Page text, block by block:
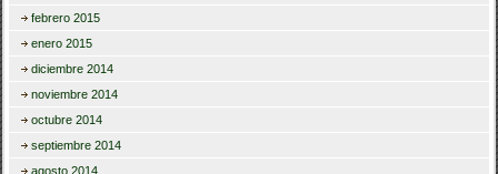
febrero 2015
enero 2015
diciembre 2014
noviembre 2014
octubre 2014
septiembre 2014
agosto 2014